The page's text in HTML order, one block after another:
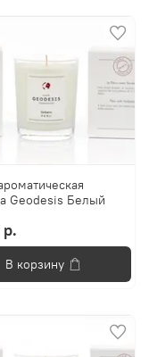
Geodesis Белый
В корзину